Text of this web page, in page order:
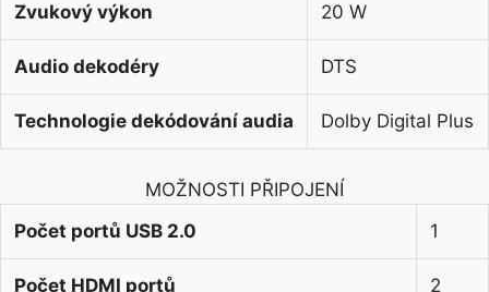
Zvukový výkon 20 W
Audio dekodéry DTS
Technologie dekódování audia Dolby Digital Plus
MOŽNOSTI PŘIPOJENÍ
Počet portů USB 2.0
1
Počet HDMI portů 2